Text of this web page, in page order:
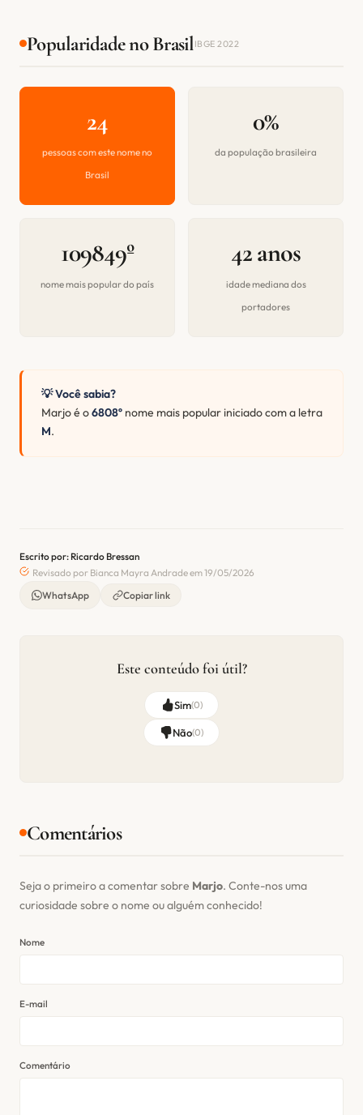
Popularidade no BrasilIBGE 2022
24
pessoas com este nome no
Brasil
0%
da população brasileira
109849º
nome mais popular do país
42 anos
idade mediana dos
portadores
💡 Você sabia?
Marjo é o6808º nome mais popular iniciado com a letra
M.
Escrito por: Ricardo Bressan
Revisado por Bianca Mayra Andrade em 19/05/2026
WhatsApp
Copiar link
Este conteúdo foi útil?
Sim(0)
Não(0)
Comentários
Seja o primeiro a comentar sobre Marjo. Conte-nos uma
curiosidade sobre o nome ou alguém conhecido!
Nome
E-mail
Comentário